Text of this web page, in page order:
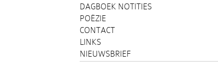
DAGBOEK NOTITIES
POËZIE
CONTACT
LINKS
NIEUWSBRIEF